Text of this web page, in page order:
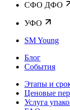
CФО ДФО
УФО
SM Young
Блог
События
Этапы и
Ценовые
Услуга